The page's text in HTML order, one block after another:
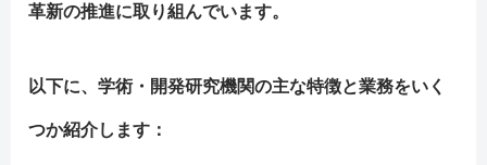
革新の推進に取り組んでいます。
以下に、学術・開発研究機関の主な特徴と業務をいく
つか紹介します：